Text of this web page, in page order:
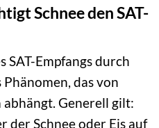
Schnee den SAT-
SAT-Empfangs durch
Phänomen, das von
Generell gilt:
der Schnee oder Eis auf